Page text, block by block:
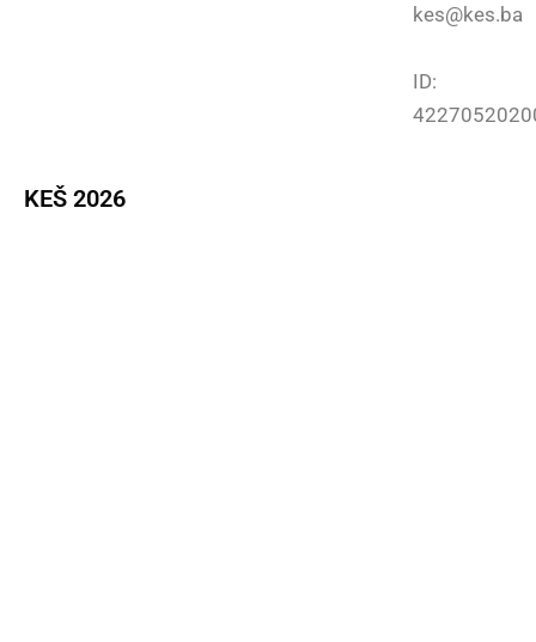
kes@kes.ba
ID:
KEŠ 2026